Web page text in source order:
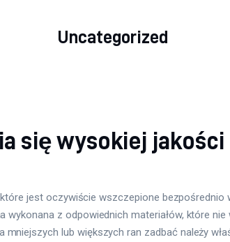
Uncategorized
się wysokiej jakości
jest oczywiście wszczepione bezpośrednio
wykonana z odpowiednich materiałów, które nie
mniejszych lub większych ran zadbać należy